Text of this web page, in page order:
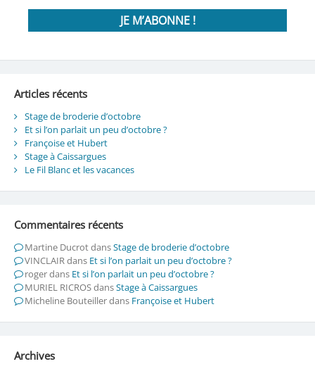
Articles récents
Stage de broderie d’octobre
Et si l’on parlait un peu d’octobre ?
Françoise et Hubert
Stage à Caissargues
Le Fil Blanc et les vacances
Commentaires récents
Martine DucrotdansStage de broderie d’octobre
VINCLAIRdans Et si l’on parlait un peu d’octobre ?
rogerdans Et si l’on parlait un peu d’octobre ?
MURIEL RICROSdansStage à Caissargues
Micheline Bouteillerdans Françoise et Hubert
Archives